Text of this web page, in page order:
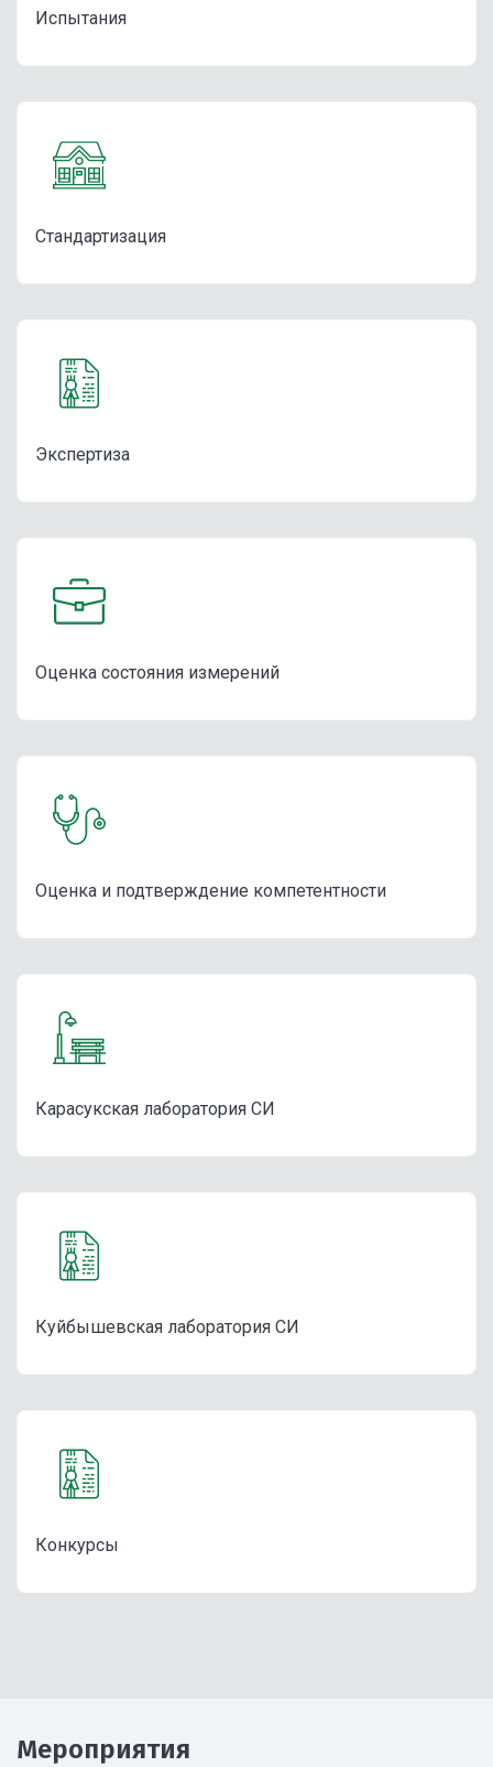
Испытания
Стандартизация
Экспертиза
Оценка состояния измерений
Оценка и подтверждение компетентности
Карасукская лаборатория СИ
Куйбышевская лаборатория СИ
Конкурсы
Мероприятия